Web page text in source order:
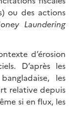
ou des actions
Laundering
d’érosion
D’après les
les
relative depuis
si en flux, les